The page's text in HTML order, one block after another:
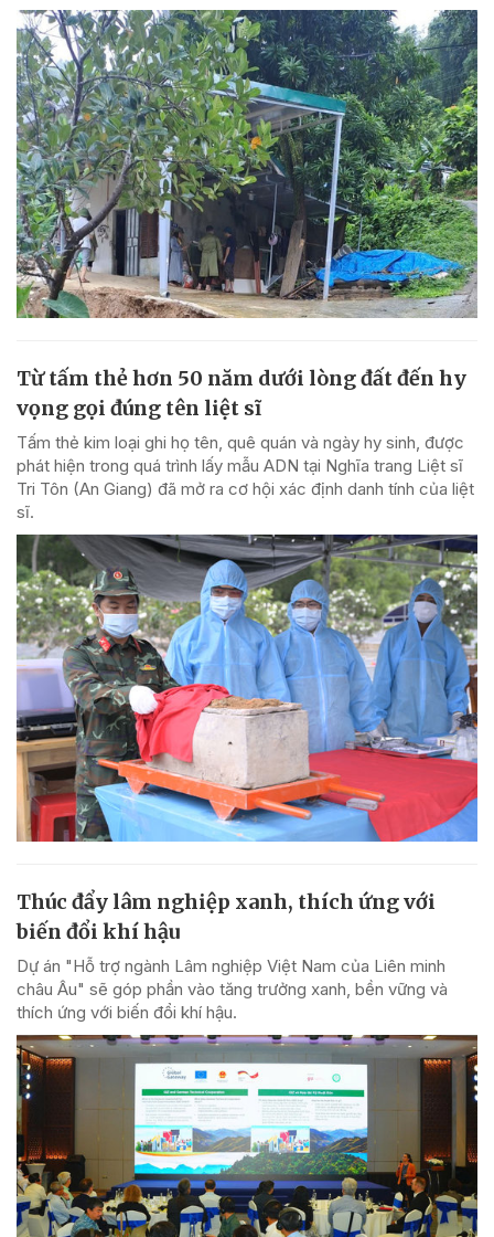
Từ tấm thẻ hơn 50 năm dưới lòng đất đến hy
vọng gọi đúng tên liệt sĩ
Tấm thẻ kim loại ghi họ tên, quê quán và ngày hy sinh, được
phát hiện trong quá trình lấy mẫu ADN tại Nghĩa trang Liệt sĩ
Tri Tôn (An Giang) đã mở ra cơ hội xác định danh tính của liệt
sĩ.
Thúc đẩy lâm nghiệp xanh, thích ứng với
biến đổi khí hậu
Dự án "Hỗ trợ ngành Lâm nghiệp Việt Nam của Liên minh
châu Âu" sẽ góp phần vào tăng trưởng xanh, bền vững và
thích ứng với biến đổi khí hậu.